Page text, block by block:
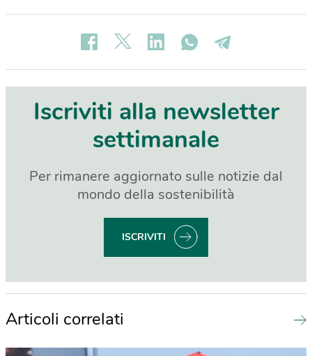
Iscriviti alla newsletter
settimanale
Per rimanere aggiornato sulle notizie dal
mondo della sostenibilità
ISCRIVITI
Articoli correlati